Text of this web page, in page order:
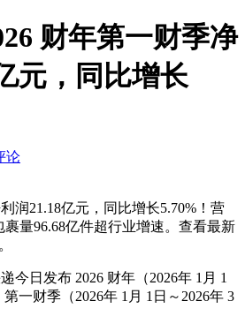
财年第一财季净
元，同比增长
论
润21.18亿元，同比增长5.70%！营
裹量96.68亿件超行业增速。查看最新
今日发布 2026 财年（2026年 1月 1
第一财季（2026年 1月 1日～2026年 3